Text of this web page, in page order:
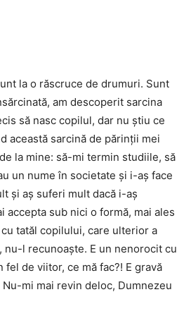
la o răscruce de drumuri. Sunt
am descoperit sarcina
să nasc copilul, dar nu ştiu ce
această sarcină de părinţii mei
la mine: să-mi termin studiile, să
un nume în societate şi i-aş face
şi aş suferi mult dacă i-aş
accepta sub nici o formă, mai ales
tatăl copilului, care ulterior a
nu-l recunoaşte. E un nenorocit cu
fel de viitor, ce mă fac?! E gravă
mi mai revin deloc, Dumnezeu